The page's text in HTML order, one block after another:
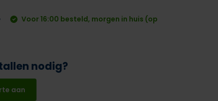
Voor 16:00 besteld, morgen in huis (op
nodig?
aan